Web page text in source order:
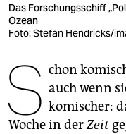
shop
fragen & hilfe
unterstützen
genossenschaft
Das Forschungsschiff
Ozean
Foto: Stefan Hendricks/
S chon
auch wenn
komischer:
Woche in derZeit